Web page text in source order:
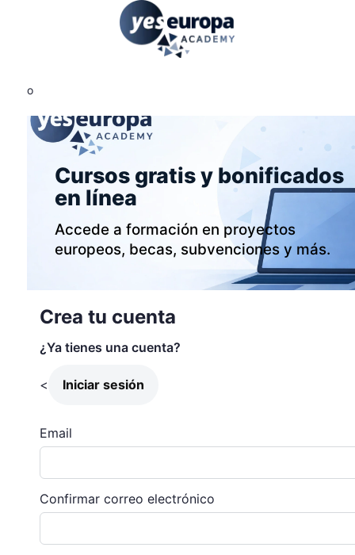
o
Cursos gratis y bonificados
en línea
Accede a formación en proyectos
europeos, becas, subvenciones y más.
Crea tu cuenta
¿Ya tienes una cuenta?
< Iniciar sesión
Email
Confirmar correo electrónico